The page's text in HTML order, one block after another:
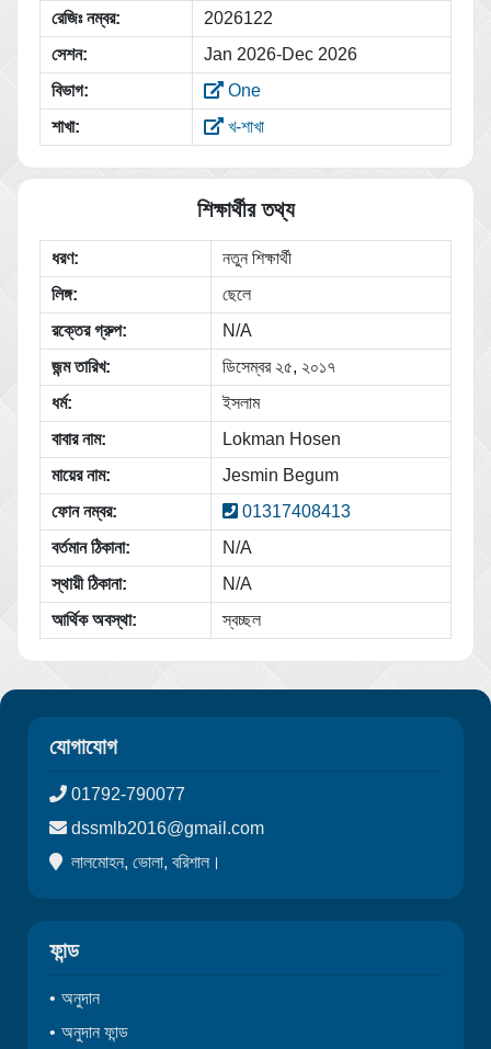
রেজিঃ নম্বর:
2026122
সেশন:
Jan 2026-Dec 2026
বিভাগ:
One
শাখা:
খ-শাখা
শিক্ষার্থীর তথ্য
ধরণ:
নতুন শিক্ষার্থী
লিঙ্গ:
ছেলে
রক্তের গ্রুপ:
N/A
জন্ম তারিখ:
ডিসেম্বর ২৫, ২০১৭
ধর্ম:
ইসলাম
বাবার নাম:
Lokman Hosen
মায়ের নাম:
Jesmin Begum
ফোন নম্বর:
01317408413
বর্তমান ঠিকানা:
N/A
স্থায়ী ঠিকানা:
N/A
আর্থিক অবস্থা:
স্বচ্ছল
যোগাযোগ
01792-790077
dssmlb2016@gmail.com
লালমোহন, ভোলা, বরিশাল।
ফান্ড
অনুদান
অনুদান ফান্ড